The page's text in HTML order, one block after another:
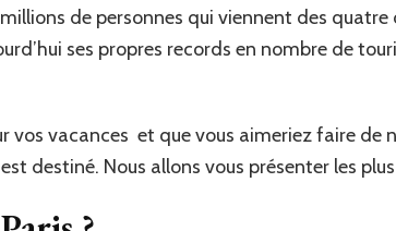
ne
pas
de personnes qui viennent des
ses propres records en nombre de
vos vacances et que vous aimeriez faire
destiné. Nous allons vous présenter les